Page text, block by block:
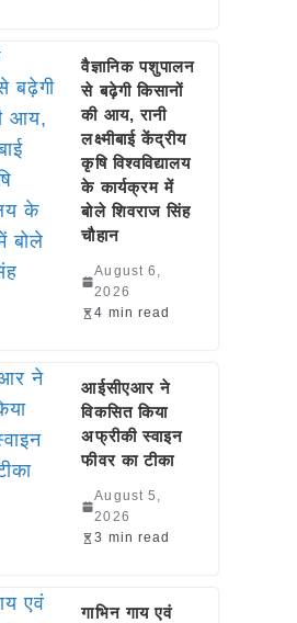
वैज्ञानिक पशुपालन
से बढ़ेगी किसानों
की आय, रानी
लक्ष्मीबाई केंद्रीय
कृषि विश्वविद्यालय
के कार्यक्रम में
बोले शिवराज सिंह
चौहान
August 6,
2026
4 min read
आईसीएआर ने
विकसित किया
अफ्रीकी स्वाइन
फीवर का टीका
August 5,
2026
3 min read
गाभिन गाय एवं